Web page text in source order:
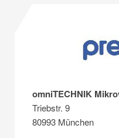
omniTECHNIK
Triebstr. 9
80993 München